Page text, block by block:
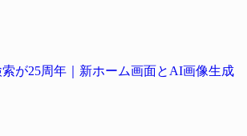
索が25周年｜新ホーム画面とAI画像生成